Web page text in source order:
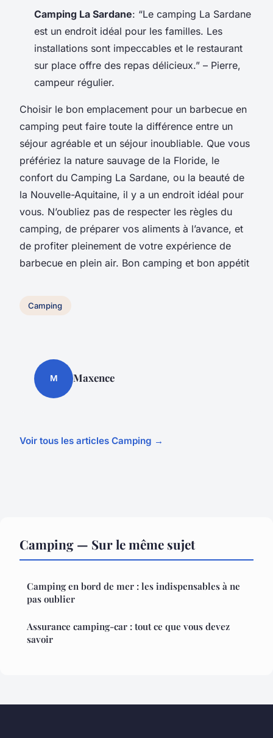
Camping La Sardane: “Le camping La Sardane
est un endroit idéal pour les familles. Les
installations sont impeccables et le restaurant
sur place offre des repas délicieux.” – Pierre,
campeur régulier.
Choisir le bon emplacement pour un barbecue en
camping peut faire toute la différence entre un
séjour agréable et un séjour inoubliable. Que vous
préfériez la nature sauvage de la Floride, le
confort du Camping La Sardane, ou la beauté de
la Nouvelle-Aquitaine, il y a un endroit idéal pour
vous. N’oubliez pas de respecter les règles du
camping, de préparer vos aliments à l’avance, et
de profiter pleinement de votre expérience de
barbecue en plein air. Bon camping et bon appétit
Camping
M Maxence
Voir tous les articles Camping →
Camping — Sur le même sujet
Camping en bord de mer : les indispensables à ne
pas oublier
Assurance camping-car : tout ce que vous devez
savoir